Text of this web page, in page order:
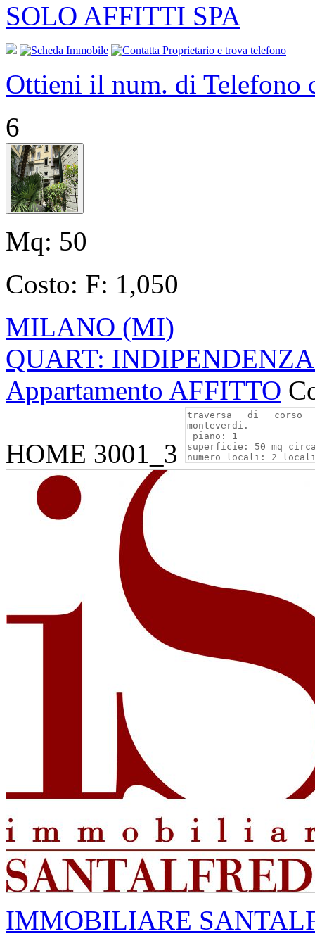
SOLO AFFITTI SPA
Ottieni il num. di Telefono
6
Mq: 50
Costo: F: 1,050
MILANO (MI)
QUART:
Appartamento AFFITTO
HOME 3001_3
IMMOBILIARE